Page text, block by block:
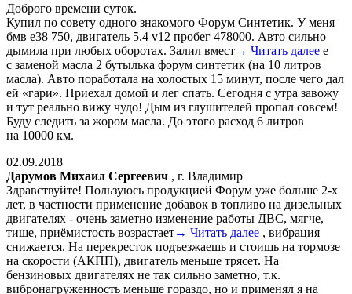
Доброго времени суток.
Купил по совету одного знакомого Форум Синтетик. У меня
бмв е38 750, двигатель 5.4 v12 пробег 478000. Авто сильно
дымила при любых оборотах. Залил вмест→ Читать далее е
с заменой масла 2 бутылька форум синтетик (на 10 литров
масла). Авто поработала на холостых 15 минут, после чего дал
ей «гари». Приехал домой и лег спать. Сегодня с утра завожу
и тут реально вижу чудо! Дым из глушителей пропал совсем!
Буду следить за жором масла. До этого расход 6 литров
на 10000 км.
02.09.2018
Дарумов Михаил Сергеевич , г. Владимир
Здравствуйте! Пользуюсь продукцией Форум уже больше 2-х
лет, в частности применение добавок в топливо на дизельных
двигателях - очень заметно изменение работы ДВС, мягче,
тише, приёмистость возрастает→ Читать далее , вибрация
снижается. На перекресток подъезжаешь и стоишь на тормозе
на скорости (АКПП), двигатель меньше трясет. На
бензиновых двигателях не так сильно заметно, т.к.
вибронагруженность меньше гораздо, но и применял я на